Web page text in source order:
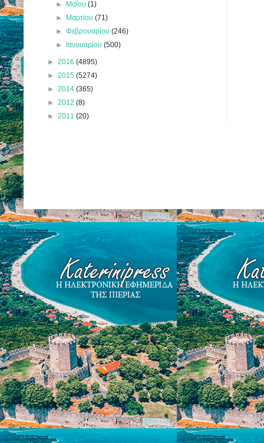
► Μαΐου(1)
► Μαρτίου(71)
►Φεβρουαρίου(246)
► Ιανουαρίου(500)
► 2016 (4895)
► 2015 (5274)
► 2014 (365)
► 2012 (8)
► 2011 (20)